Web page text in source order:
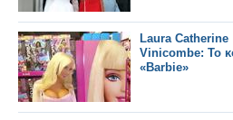
Laura Catherine
Vinicombe: Το
«Barbie»